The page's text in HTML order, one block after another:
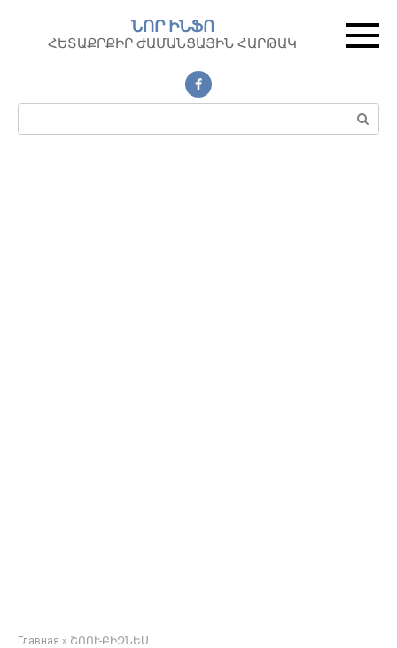
контенту
ՆՈՐ ԻՆՖՈ
ՀԵՏԱՔՐՔԻՐ ԺԱՄԱՆՑԱՅԻՆ ՀԱՐԹԱԿ
Поиск:
Главная » ՇՈՈՒ-ԲԻԶՆԵՍ